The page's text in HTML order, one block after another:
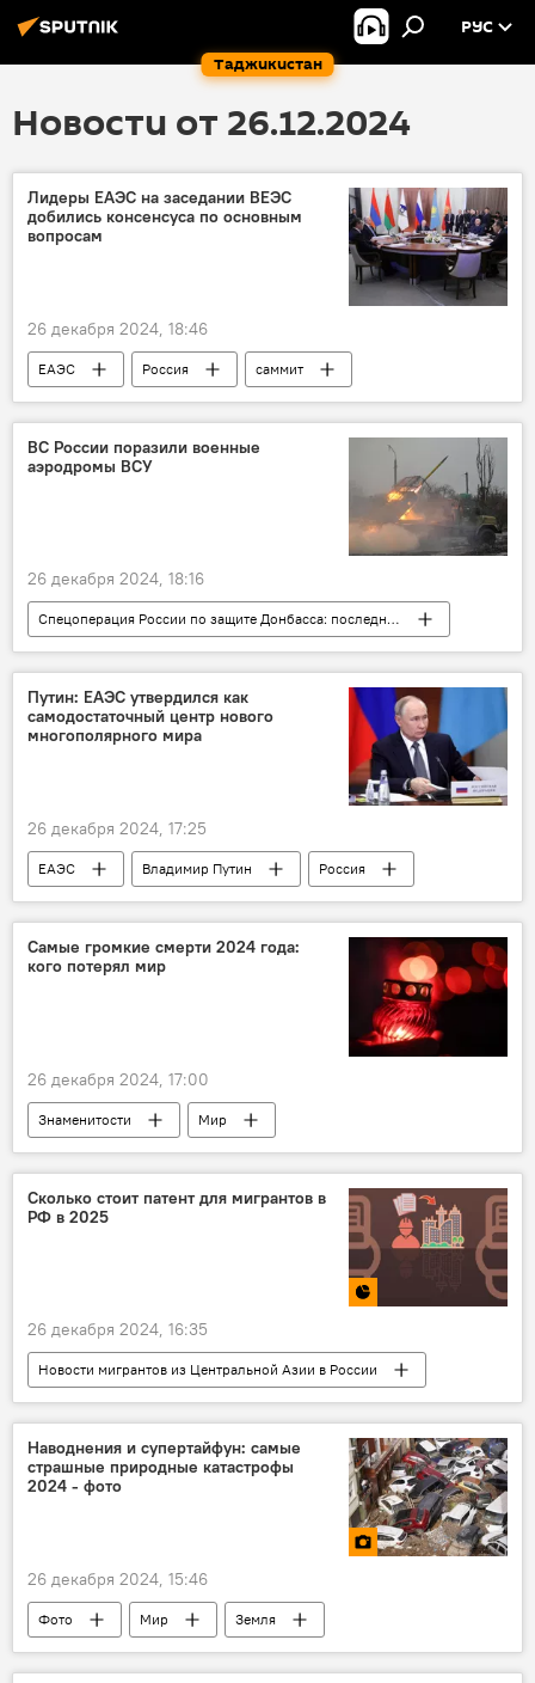
Таджикистан
РУС
Новости от 26.12.2024
Лидеры ЕАЭС на заседании ВЕЭС
добились консенсуса по основным
вопросам
26 декабря 2024, 18:46
ЕАЭС Россия саммит
ВС России поразили военные
аэродромы ВСУ
26 декабря 2024, 18:16
Спецоперация России по защите Донбасса: последние новости
Россия
Украина
конфликт
Армия и вооружение
Путин: ЕАЭС утвердился как
самодостаточный центр нового
многополярного мира
26 декабря 2024, 17:25
ЕАЭС Владимир Путин Россия
Самые громкие смерти 2024 года:
кого потерял мир
26 декабря 2024, 17:00
Знаменитости
Мир
смерть известных людей
Сколько стоит патент для мигрантов в
РФ в 2025
26 декабря 2024, 16:35
Новости мигрантов из Центральной Азии в России
Инфографика
Миграция
Россия
Наводнения и супертайфун: самые
страшные природные катастрофы
2024 - фото
26 декабря 2024, 15:46
Фото Мир
Земля
землетрясение